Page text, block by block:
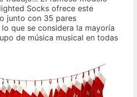
Socks ofrece este
junto con 35 pares
que se considera la mayoría
de música musical en todas